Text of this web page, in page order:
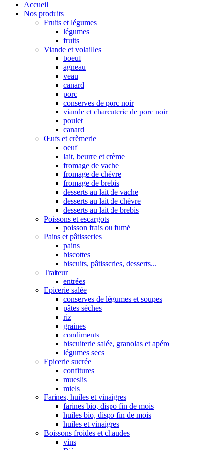
Accueil
Nos produits
Fruits et légumes
légumes
fruits
Viande et volailles
boeuf
agneau
veau
canard
porc
conserves de porc noir
viande et charcuterie de porc noir
poulet
canard
Œufs et crèmerie
oeuf
lait, beurre et crème
fromage de vache
fromage de chèvre
fromage de brebis
desserts au lait de vache
desserts au lait de chèvre
desserts au lait de brebis
Poissons et escargots
poisson frais ou fumé
Pains et pâtisseries
pains
biscottes
biscuits, pâtisseries, desserts...
Traiteur
entrées
Epicerie salée
conserves de légumes et soupes
pâtes sèches
riz
graines
condiments
biscuiterie salée, granolas et apéro
légumes secs
Epicerie sucrée
confitures
mueslis
miels
Farines, huiles et vinaigres
farines bio, dispo fin de mois
huiles bio, dispo fin de mois
huiles et vinaigres
Boissons froides et chaudes
vins